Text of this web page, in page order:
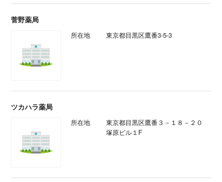
菅野薬局
所在地 東京都目黒区鷹番3-5-3
ツカハラ薬局
所在地
東京都目黒区鷹番３－１８－２０
塚原ビル１F